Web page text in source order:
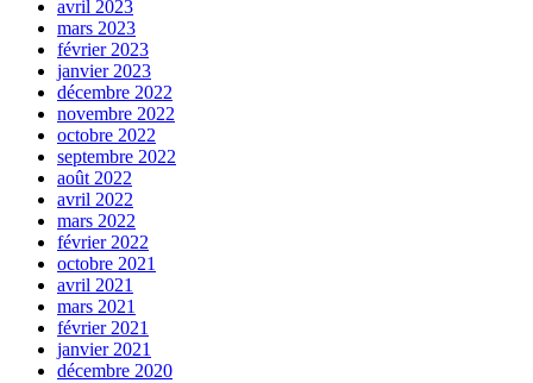
avril 2023
mars 2023
février 2023
janvier 2023
décembre 2022
novembre 2022
octobre 2022
septembre 2022
août 2022
avril 2022
mars 2022
février 2022
octobre 2021
avril 2021
mars 2021
février 2021
janvier 2021
décembre 2020